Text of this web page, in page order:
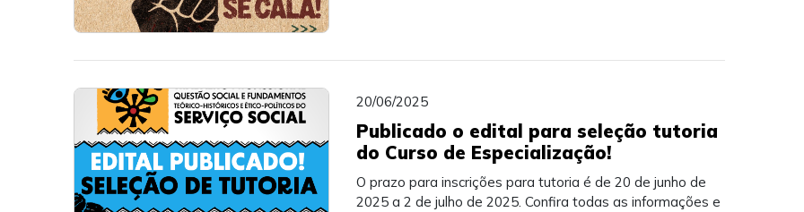
20/06/2025
Publicado o edital para seleção tutoria
do Curso de Especialização!
O prazo para inscrições para tutoria é de 20 de junho de
2025 a 2 de julho de 2025. Confira todas as informações e